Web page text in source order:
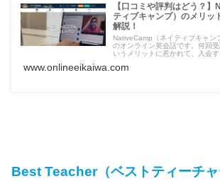
【口コミや評判はどう？
ティブキャンプ）のメリッ
解説！
NativeCamp（ネイティブキャン
のオンライン英会話です。何回
いうメリットに惹かれて、入会
も紹介していますので、無料ト
www.onlineeikaiwa.com
Best Teacher（ベストティーチャ